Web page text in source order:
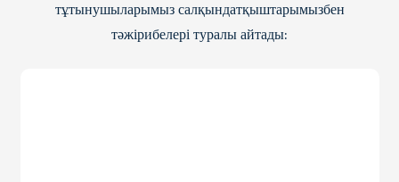
тұтынушыларымыз салқындатқыштарымызбен
тәжірибелері туралы айтады: